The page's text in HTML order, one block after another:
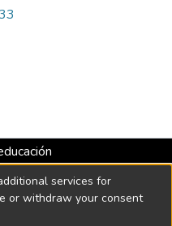
hasta 2026 -
de 2018
services for
or withdraw your consent